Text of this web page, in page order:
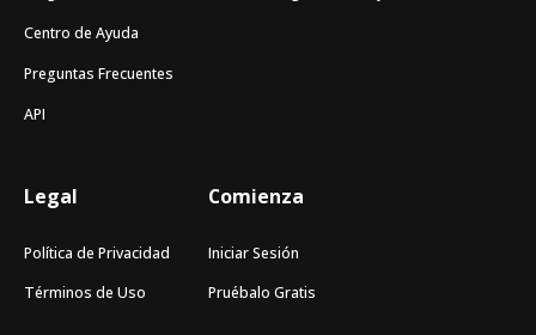
Centro de Ayuda
Preguntas Frecuentes
API
Legal
Política de Privacidad
Términos de Uso
Comienza
Iniciar Sesión
Pruébalo Gratis